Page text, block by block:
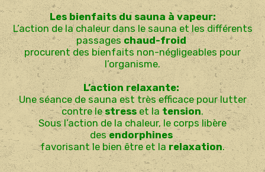
Les bienfaits du sauna à vapeur:
L’action de la chaleur dans le sauna et les différents
passages chaud-froid
procurent des bienfaits non-négligeables pour
l’organisme.
L’action relaxante:
Une séance de sauna est très efficace pour lutter
contre lestress et la tension.
Sous l’action de la chaleur, le corps libère
desendorphines
favorisant le bien être et la relaxation.